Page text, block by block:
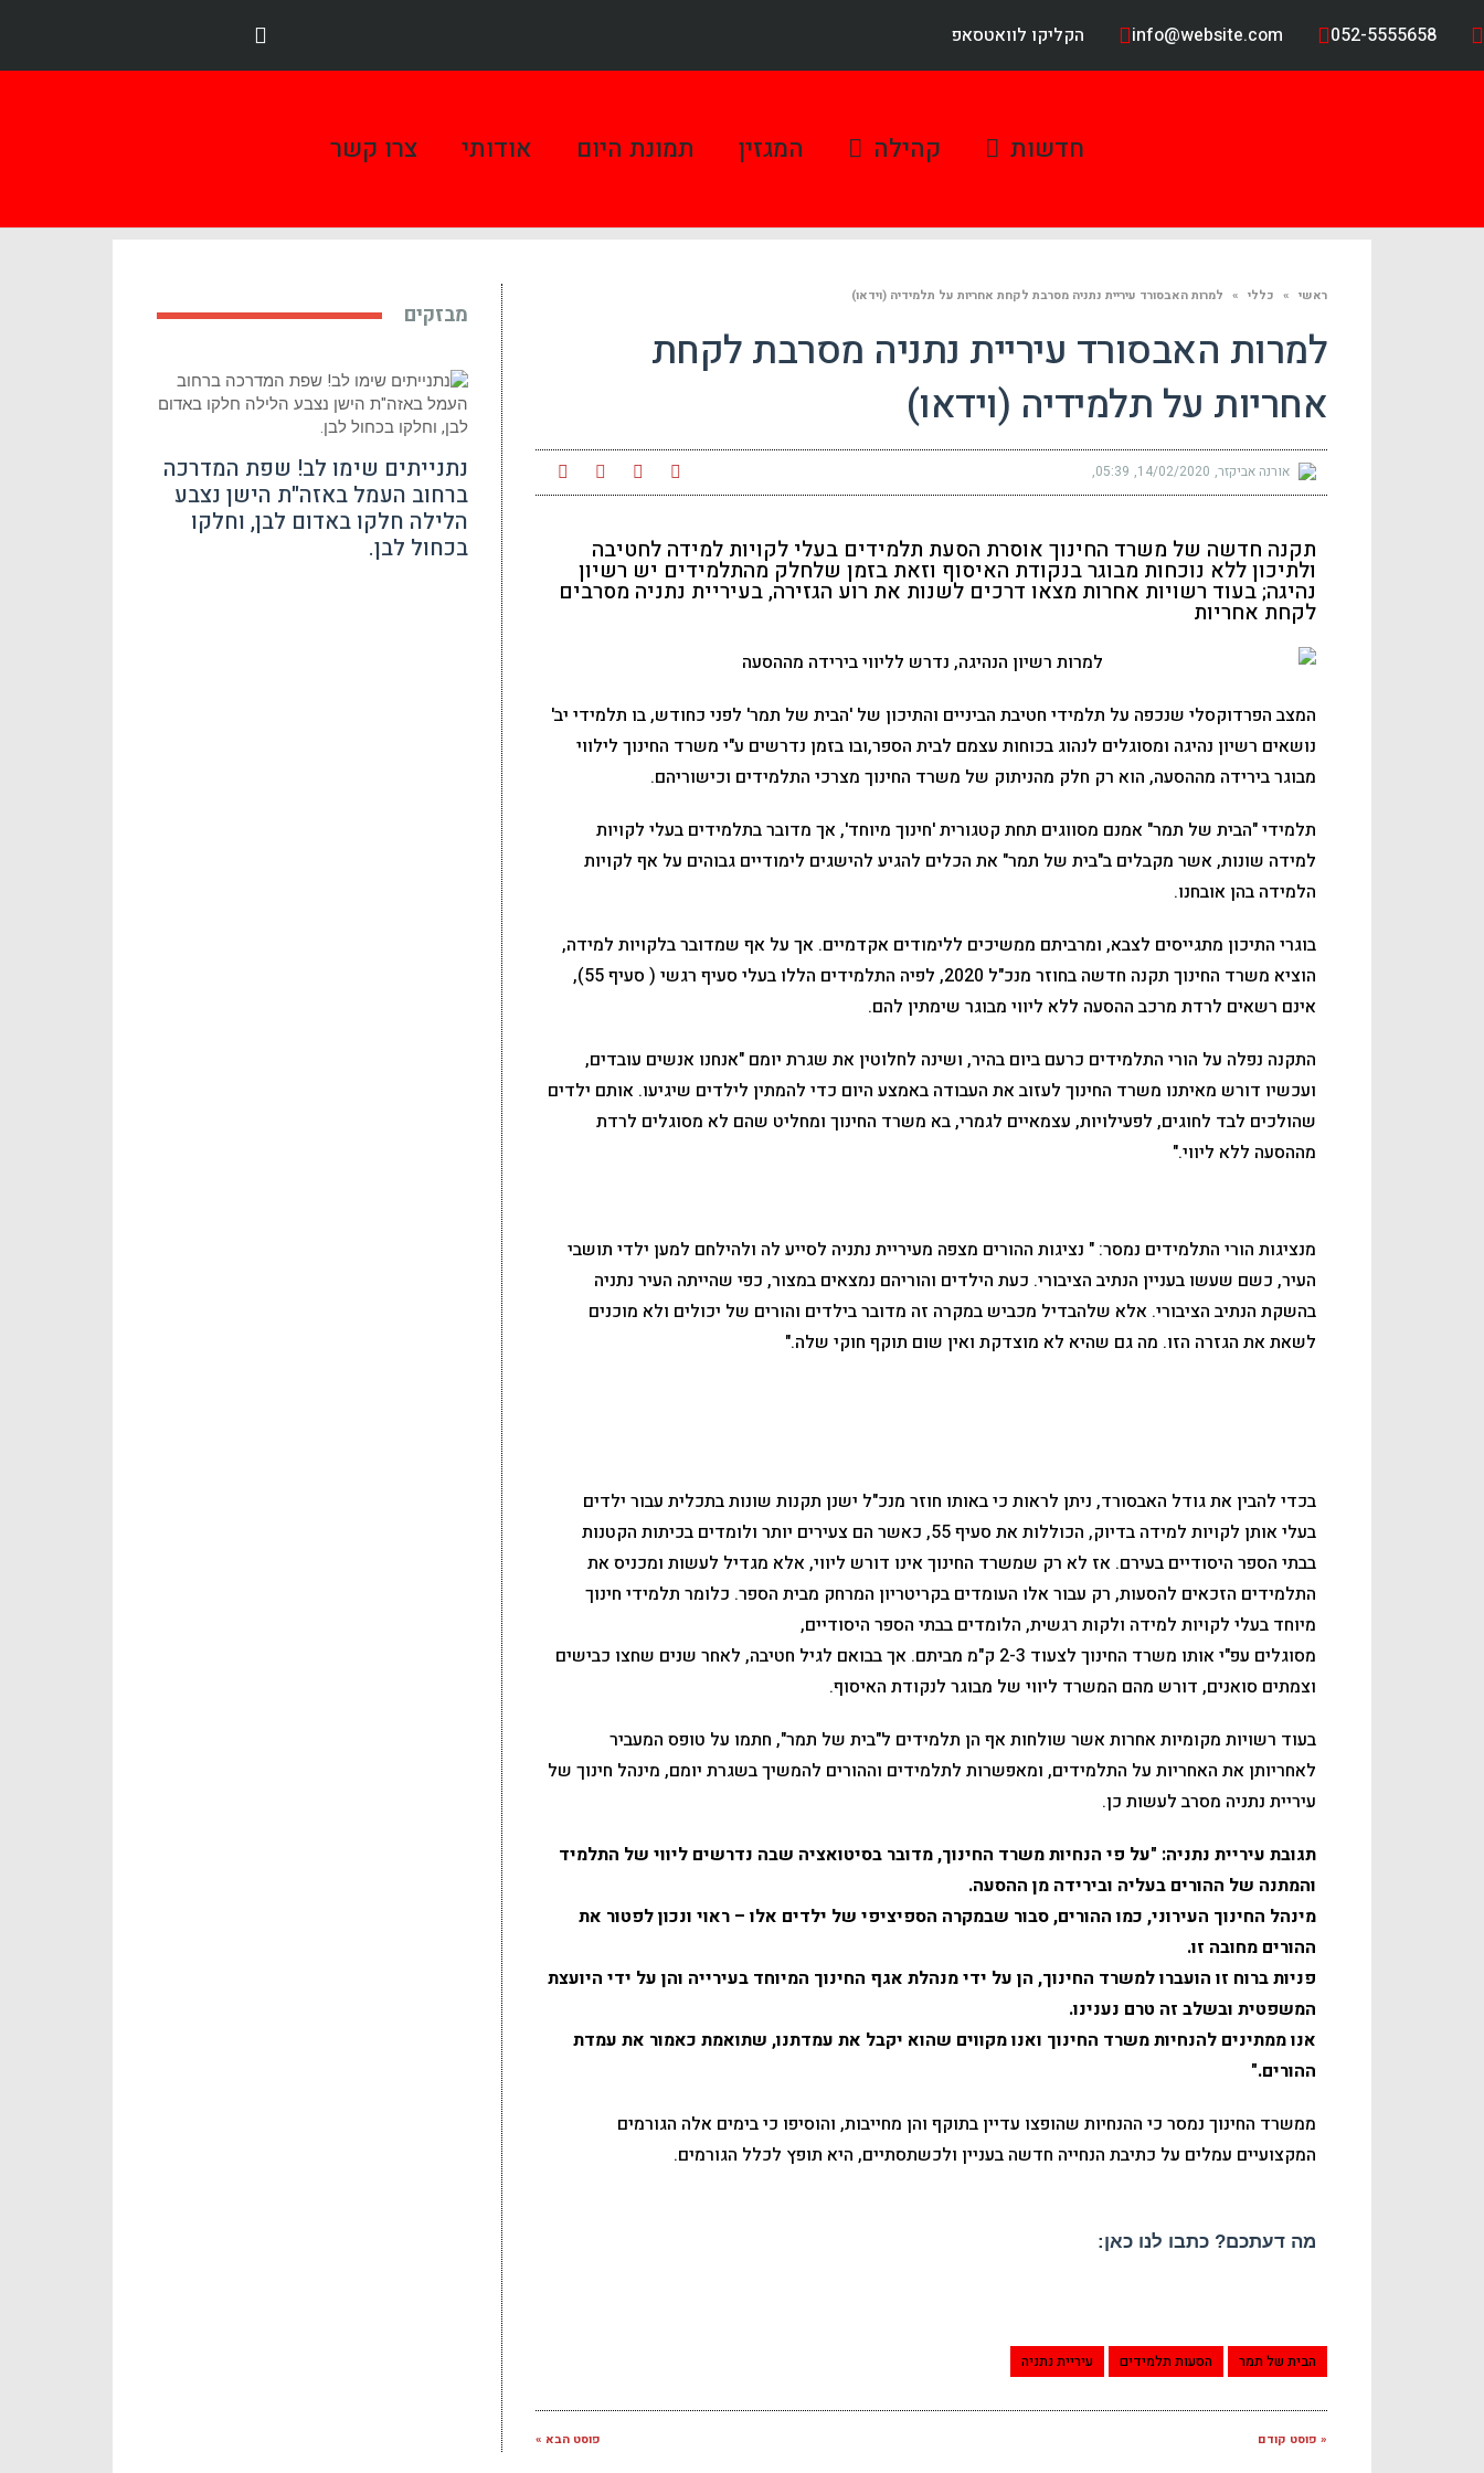
052-5555658
info@website.com הקליקו לוואטסאפ
חדשות קהילה המגזין תמונת היום אודותי צרו קשר
ראשי » כללי » למרות האבסורד עיריית נתניה מסרבת לקחת אחריות על תלמידיה (וידאו)
למרות האבסורד עיריית נתניה מסרבת לקחת
אחריות על תלמידיה (וידאו)
אורנה אביקזר 14/02/2020
05:39
תקנה חדשה של משרד החינוך אוסרת הסעת תלמידים בעלי לקויות למידה לחטיבה
ולתיכון ללא נוכחות מבוגר בנקודת האיסוף וזאת בזמן שלחלק מהתלמידים יש רשיון
נהיגה; בעוד רשויות אחרות מצאו דרכים לשנות את רוע הגזירה, בעיריית נתניה מסרבים
לקחת אחריות
המצב הפרדוקסלי שנכפה על תלמידי חטיבת הביניים והתיכון של 'הבית של תמר' לפני כחודש, בו תלמידי יב'
נושאים רשיון נהיגה ומסוגלים לנהוג בכוחות עצמם לבית הספר,ובו בזמן נדרשים ע"י משרד החינוך לילווי
מבוגר בירידה מההסעה, הוא רק חלק מהניתוק של משרד החינוך מצרכי התלמידים וכישוריהם.
תלמידי "הבית של תמר" אמנם מסווגים תחת קטגורית 'חינוך מיוחד', אך מדובר בתלמידים בעלי לקויות
למידה שונות, אשר מקבלים ב"בית של תמר" את הכלים להגיע להישגים לימודיים גבוהים על אף לקויות
הלמידה בהן אובחנו.
בוגרי התיכון מתגייסים לצבא, ומרביתם ממשיכים ללימודים אקדמיים. אך על אף שמדובר בלקויות למידה,
הוציא משרד החינוך תקנה חדשה בחוזר מנכ"ל 2020, לפיה התלמידים הללו בעלי סעיף רגשי ( סעיף 55),
אינם רשאים לרדת מרכב ההסעה ללא ליווי מבוגר שימתין להם.
התקנה נפלה על הורי התלמידים כרעם ביום בהיר, ושינה לחלוטין את שגרת יומם "אנחנו אנשים עובדים,
ועכשיו דורש מאיתנו משרד החינוך לעזוב את העבודה באמצע היום כדי להמתין לילדים שיגיעו. אותם ילדים
שהולכים לבד לחוגים, לפעילויות, עצמאיים לגמרי, בא משרד החינוך ומחליט שהם לא מסוגלים לרדת
מההסעה ללא ליווי."
מנציגות הורי התלמידים נמסר: " נציגות ההורים מצפה מעיריית נתניה לסייע לה ולהילחם למען ילדי תושבי
העיר, כשם שעשו בעניין הנתיב הציבורי. כעת הילדים והוריהם נמצאים במצור, כפי שהייתה העיר נתניה
בהשקת הנתיב הציבורי. אלא שלהבדיל מכביש במקרה זה מדובר בילדים והורים של יכולים ולא מוכנים
לשאת את הגזרה הזו. מה גם שהיא לא מוצדקת ואין שום תוקף חוקי שלה."
בכדי להבין את גודל האבסורד, ניתן לראות כי באותו חוזר מנכ"ל ישנן תקנות שונות בתכלית עבור ילדים
בעלי אותן לקויות למידה בדיוק, הכוללות את סעיף 55, כאשר הם צעירים יותר ולומדים בכיתות הקטנות
בבתי הספר היסודיים בעירם. אז לא רק שמשרד החינוך אינו דורש ליווי, אלא מגדיל לעשות ומכניס את
התלמידים הזכאים להסעות, רק עבור אלו העומדים בקריטריון המרחק מבית הספר. כלומר תלמידי חינוך
מיוחד בעלי לקויות למידה ולקות רגשית, הלומדים בבתי הספר היסודיים,
מסוגלים עפ"י אותו משרד החינוך לצעוד 2-3 ק"מ מביתם. אך בבואם לגיל חטיבה, לאחר שנים שחצו כבישים
וצמתים סואנים, דורש מהם המשרד ליווי של מבוגר לנקודת האיסוף.
בעוד רשויות מקומיות אחרות אשר שולחות אף הן תלמידים ל"בית של תמר", חתמו על טופס המעביר
לאחריותן את האחריות על התלמידים, ומאפשרות לתלמידים וההורים להמשיך בשגרת יומם, מינהל חינוך של
עיריית נתניה מסרב לעשות כן.
תגובת עיריית נתניה: "על פי הנחיות משרד החינוך, מדובר בסיטואציה שבה נדרשים ליווי של התלמיד
והמתנה של ההורים בעליה ובירידה מן ההסעה.
מינהל החינוך העירוני, כמו ההורים, סבור שבמקרה הספיציפי של ילדים אלו – ראוי ונכון לפטור את
ההורים מחובה זו.
פניות ברוח זו הועברו למשרד החינוך, הן על ידי מנהלת אגף החינוך המיוחד בעירייה והן על ידי היועצת
המשפטית ובשלב זה טרם נענינו.
אנו ממתינים להנחיות משרד החינוך ואנו מקווים שהוא יקבל את עמדתנו, שתואמת כאמור את עמדת
ההורים."
ממשרד החינוך נמסר כי ההנחיות שהופצו עדיין בתוקף והן מחייבות, והוסיפו כי בימים אלה הגורמים
המקצועיים עמלים על כתיבת הנחייה חדשה בעניין ולכשתסתיים, היא תופץ לכלל הגורמים.
מה דעתכם? כתבו לנו כאן:
הבית של תמר הסעות תלמידים עיריית נתניה
« פוסט קודם פוסט הבא »
מבזקים
נתנייתים שימו לב! שפת המדרכה
ברחוב העמל באזה"ת הישן נצבע
הלילה חלקו באדום לבן, וחלקו
בכחול לבן.